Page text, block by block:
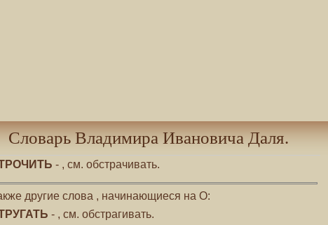
Словарь Владимира Ивановича Даля.
- , см. обстрачивать.
другие слова , начинающиеся на О:
- , см. обстрагивать.